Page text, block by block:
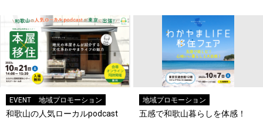
EVENT 地域プロモーション
和歌山の人気ローカルpodcast
地域プロモーション
五感で和歌山暮らしを体感！